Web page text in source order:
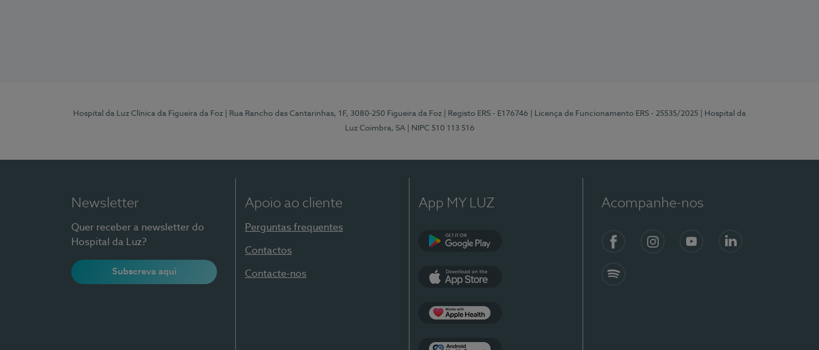
Hospital da Luz Clínica da Figueira da Foz | Rua Rancho das Cantarinhas, 1F, 3080-250 Figueira da Foz | Registo ERS - E176746 | Licença de Funcionamento ERS - 25535/2025
| Hospital da
Luz Coimbra, SA
| NIPC 510 113 516
Newsletter
Quer receber a newsletter do
Hospital da Luz?
Subscreva aqui
Apoio ao cliente
Perguntas frequentes
Contactos
Contacte-nos
App MY LUZ Acompanhe-nos